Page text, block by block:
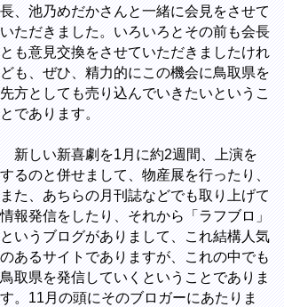
長、池乃めだかさんと一緒に会見をさせて
いただきました。いろいろとその前も会長
とも意見交換をさせていただきましたけれ
ども、ぜひ、精力的にこの機会に鳥取県を
先方としても売り込んでいきたいというこ
とであります。
新しい新喜劇を1月に約2週間、上演を
するのと併せまして、物産展を行ったり、
また、あちらの月刊誌などでも取り上げて
情報発信をしたり、それから「ラフブロ」
というブログがありまして、これ結構人気
のあるサイトでありますが、これの中でも
鳥取県を発信していくということでありま
す。11月の頭にそのブロガーにあたりま